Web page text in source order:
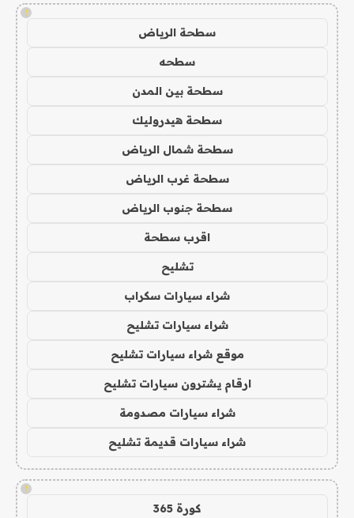
!
سطحة الرياض
سطحه
سطحة بين المدن
سطحة هيدروليك
سطحة شمال الرياض
سطحة غرب الرياض
سطحة جنوب الرياض
اقرب سطحة
تشليح
شراء سيارات سكراب
شراء سيارات تشليح
موقع شراء سيارات تشليح
ارقام يشترون سيارات تشليح
شراء سيارات مصدومة
شراء سيارات قديمة تشليح
!
كورة 365